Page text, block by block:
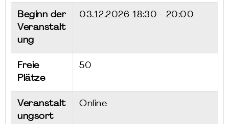
Beginn der
Veranstalt
ung
03.12.2026 18:30 - 20:00
Freie
Plätze
50
Veranstalt
ungsort
Online